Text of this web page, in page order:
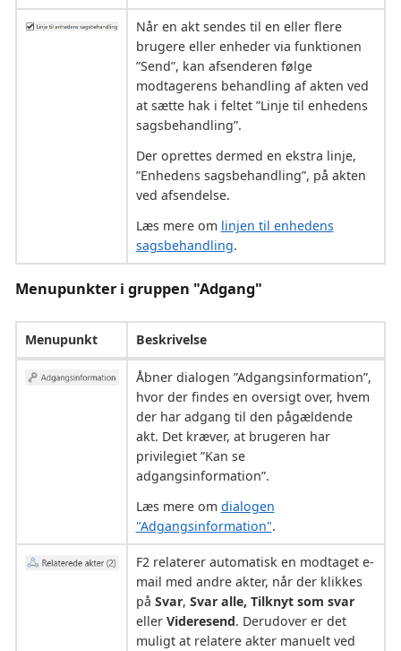
Når en akt sendes til en eller flere
brugere eller enheder via funktionen
”Send”, kan afsenderen følge
modtagerens behandling af akten ved
at sætte hak i feltet ”Linje til enhedens
sagsbehandling”.
Der oprettes dermed en ekstra linje,
”Enhedens sagsbehandling”, på akten
ved afsendelse.
Læs mere om linjen til enhedens
sagsbehandling.
Menupunkter i gruppen "Adgang"
Menupunkt Beskrivelse
Åbner dialogen ”Adgangsinformation”,
hvor der findes en oversigt over, hvem
der har adgang til den pågældende
akt. Det kræver, at brugeren har
privilegiet ”Kan se
adgangsinformation”.
Læs mere om dialogen
"Adgangsinformation".
F2 relaterer automatisk en modtaget e-
mail med andre akter, når der klikkes
på Svar, Svar alle, Tilknyt som svar
eller Videresend. Derudover er det
muligt at relatere akter manuelt ved